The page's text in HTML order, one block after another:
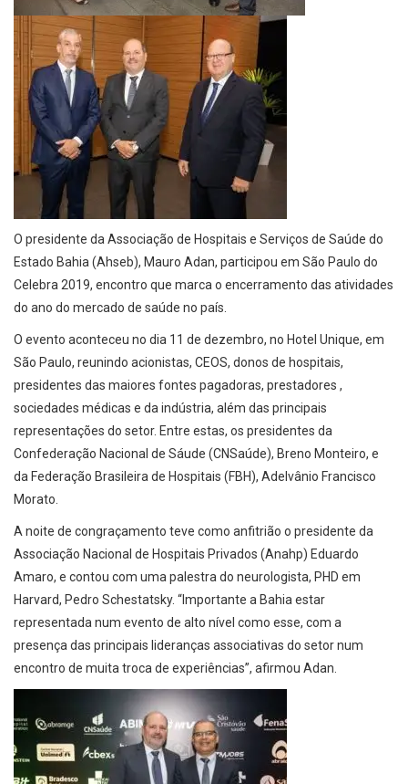
O presidente da Associação de Hospitais e Serviços de Saúde do
Estado Bahia (Ahseb), Mauro Adan, participou em São Paulo do
Celebra 2019, encontro que marca o encerramento das atividades
do ano do mercado de saúde no país.
O evento aconteceu no dia 11 de dezembro, no Hotel Unique, em
São Paulo, reunindo acionistas, CEOS, donos de hospitais,
presidentes das maiores fontes pagadoras, prestadores ,
sociedades médicas e da indústria, além das principais
representações do setor. Entre estas, os presidentes da
Confederação Nacional de Sáude (CNSaúde), Breno Monteiro, e
da Federação Brasileira de Hospitais (FBH), Adelvânio Francisco
Morato.
A noite de congraçamento teve como anfitrião o presidente da
Associação Nacional de Hospitais Privados (Anahp) Eduardo
Amaro, e contou com uma palestra do neurologista, PHD em
Harvard, Pedro Schestatsky. “Importante a Bahia estar
representada num evento de alto nível como esse, com a
presença das principais lideranças associativas do setor num
encontro de muita troca de experiências”, afirmou Adan.